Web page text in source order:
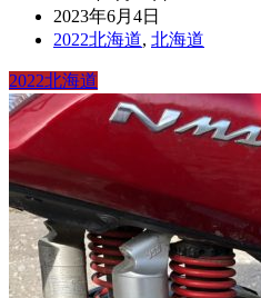
2023年6月4日
2022北海道, 北海道
2022北海道